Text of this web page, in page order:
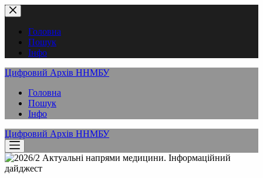
Перейти
до
вмістуГоловна
Пошук
Інфо
Цифровий Архів ННМБУ
Головна
Пошук
Інфо
Цифровий Архів ННМБУ